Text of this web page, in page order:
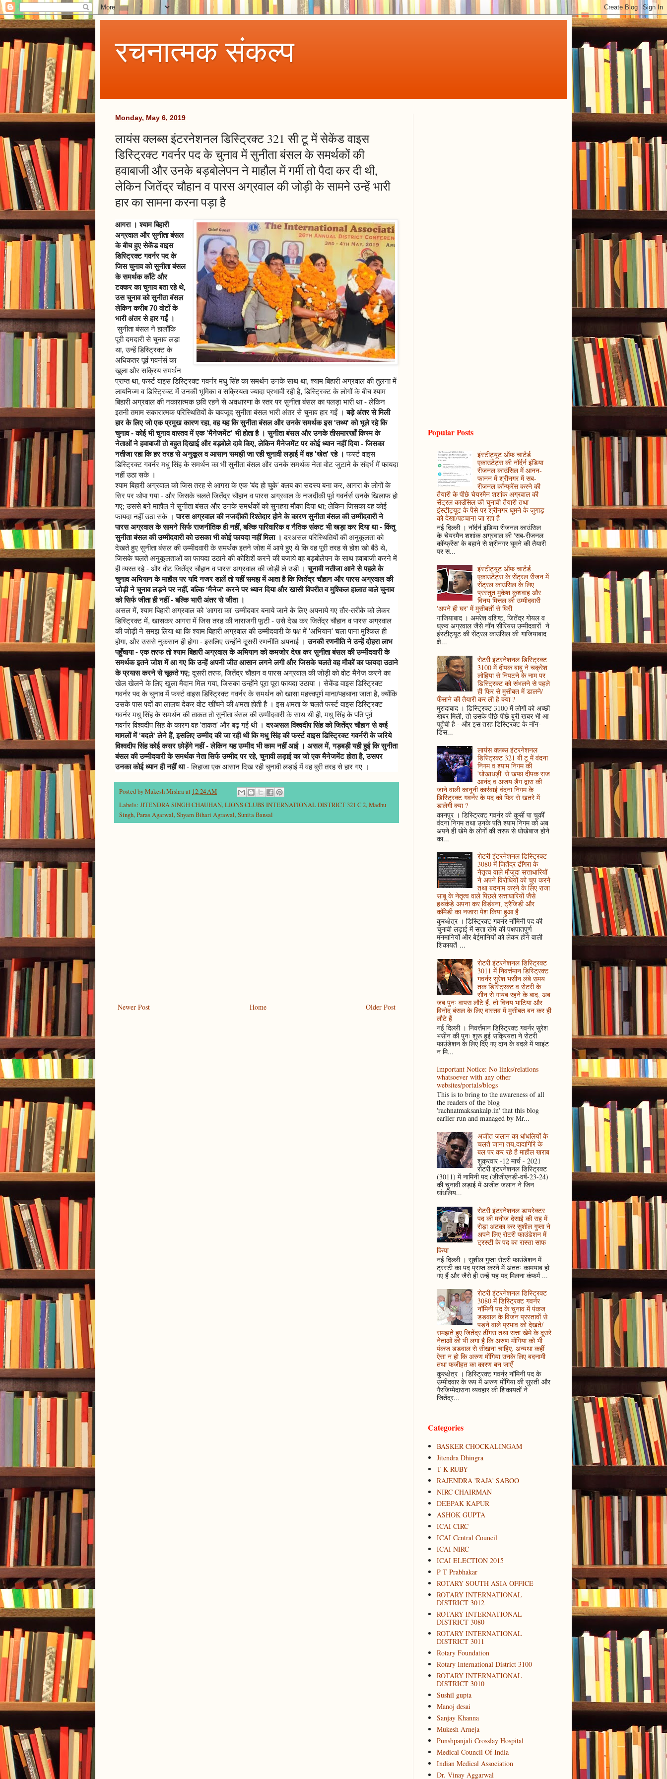
रचनात्मक संकल्प
Monday, May 6, 2019
लायंस क्लब्स इंटरनेशनल डिस्ट्रिक्ट 321 सी टू में सेकेंड वाइस
डिस्ट्रिक्ट गवर्नर पद के चुनाव में सुनीता बंसल के समर्थकों की
हवाबाजी और उनके बड़बोलेपन ने माहौल में गर्मी तो पैदा कर दी थी,
लेकिन जितेंद्र चौहान व पारस अग्रवाल की जोड़ी के सामने उन्हें भारी
हार का सामना करना पड़ा है
आगरा । श्याम बिहारी
अग्रवाल और सुनीता बंसल
के बीच हुए सेकेंड वाइस
डिस्ट्रिक्ट गवर्नर पद के
जिस चुनाव को सुनीता बंसल
के समर्थक काँटे और
टक्कर का चुनाव बता रहे थे,
उस चुनाव को सुनीता बंसल
लेकिन करीब 70 वोटों के
भारी अंतर से हार गईं ।
सुनीता बंसल ने हालाँकि
पूरी दमदारी से चुनाव लड़ा
था, उन्हें डिस्ट्रिक्ट के
अधिकतर पूर्व गवर्नर्स का
खुला और सक्रिय समर्थन
प्राप्त था, फर्स्ट वाइस डिस्ट्रिक्ट गवर्नर मधु सिंह का समर्थन उनके साथ था, श्याम बिहारी अग्रवाल की तुलना में
लायनिज्म व डिस्ट्रिक्ट में उनकी भूमिका व सक्रियता ज्यादा प्रभावी रही है, डिस्ट्रिक्ट के लोगों के बीच श्याम
बिहारी अग्रवाल की नकारात्मक छवि रहने से अवधारणा के स्तर पर सुनीता बंसल का पलड़ा भारी था - लेकिन
इतनी तमाम सकारात्मक परिस्थितियों के बावजूद सुनीता बंसल भारी अंतर से चुनाव हार गईं ।बड़े अंतर से मिली
हार के लिए जो एक प्रमुख कारण रहा, वह यह कि सुनीता बंसल और उनके समर्थक इस 'तथ्य' को भूले रहे कि
चुनाव - कोई भी चुनाव वास्तव में एक 'मैनेजमेंट' भी होता है । सुनीता बंसल और उनके तीसमारखाँ किस्म के
नेताओं ने हवाबाजी तो बहुत दिखाई और बड़बोले दावे किए, लेकिन मैनेजमेंट पर कोई ध्यान नहीं दिया - जिसका
नतीजा रहा कि हर तरह से अनुकूल व आसान समझी जा रही चुनावी लड़ाई में वह 'खेत' रहे । फर्स्ट वाइस
डिस्ट्रिक्ट गवर्नर मधु सिंह के समर्थन का भी सुनीता बंसल और उनके समर्थक नेता वोट जुटाने के संदर्भ में फायदा
नहीं उठा सके ।
श्याम बिहारी अग्रवाल को जिस तरह से आगरा के एक 'बंद हो चुके' क्लब का सदस्य बना कर, आगरा के लोगों के
सिर पर थोपा गया - और जिसके चलते जितेंद्र चौहान व पारस अग्रवाल के नजदीकी पूर्व गवर्नर्स उनके खिलाफ हो
गए; उससे बने माहौल ने सुनीता बंसल और उनके समर्थकों को सुनहरा मौका दिया था; लेकिन जिसका वह कोई
फायदा नहीं उठा सके ।पारस अग्रवाल की नजदीकी रिश्तेदार होने के कारण सुनीता बंसल की उम्मीदवारी ने
पारस अग्रवाल के सामने सिर्फ राजनीतिक ही नहीं, बल्कि पारिवारिक व नैतिक संकट भी खड़ा कर दिया था - किंतु
सुनीता बंसल की उम्मीदवारी को उसका भी कोई फायदा नहीं मिला । दरअसल परिस्थितियों की अनुकूलता को
देखते हुए सुनीता बंसल की उम्मीदवारी के समर्थक इतने जोश में आये हुए थे कि वह पूरी तरह से होश खो बैठे थे,
जिसके चलते अनुकूलताओं का फायदा उठाने की कोशिशें करने की बजाये वह बड़बोलेपन के साथ हवाबाजी करने में
ही व्यस्त रहे - और वोट जितेंद्र चौहान व पारस अग्रवाल की जोड़ी ले उड़ी ।चुनावी नतीजा आने से पहले के
चुनाव अभियान के माहौल पर यदि नजर डालें तो यहीं समझ में आता है कि जितेंद्र चौहान और पारस अग्रवाल की
जोड़ी ने चुनाव लड़ने पर नहीं, बल्कि 'मैनेज' करने पर ध्यान दिया और खासी विपरीत व मुश्किल हालात वाले चुनाव
को सिर्फ जीता ही नहीं - बल्कि भारी अंतर से जीता ।
असल में, श्याम बिहारी अग्रवाल को 'आगरा का' उम्मीदवार बनाये जाने के लिए अपनाये गए तौर-तरीके को लेकर
डिस्ट्रिक्ट में, खासकर आगरा में जिस तरह की नाराजगी फूटी - उसे देख कर जितेंद्र चौहान व पारस अग्रवाल
की जोड़ी ने समझ लिया था कि श्याम बिहारी अग्रवाल की उम्मीदवारी के पक्ष में 'अभियान' चला पाना मुश्किल ही
होगा, और उससे नुकसान ही होगा - इसलिए उन्होंने दूसरी रणनीति अपनाई ।उनकी रणनीति ने उन्हें दोहरा लाभ
पहुँचाया - एक तरफ तो श्याम बिहारी अग्रवाल के अभियान को कमजोर देख कर सुनीता बंसल की उम्मीदवारी के
समर्थक इतने जोश में आ गए कि उन्हें अपनी जीत आसान लगने लगी और जिसके चलते वह मौकों का फायदा उठाने
के प्रयास करने से चूकते गए; दूसरी तरफ, जितेंद्र चौहान व पारस अग्रवाल की जोड़ी को वोट मैनेज करने का
खेल खेलने के लिए खुला मैदान मिल गया, जिसका उन्होंने पूरा पूरा फायदा उठाया । सेकेंड वाइस डिस्ट्रिक्ट
गवर्नर पद के चुनाव में फर्स्ट वाइस डिस्ट्रिक्ट गवर्नर के समर्थन को खासा महत्त्वपूर्ण माना/पहचाना जाता है, क्योंकि
उसके पास पदों का लालच देकर वोट खींचने की क्षमता होती है । इस क्षमता के चलते फर्स्ट वाइस डिस्ट्रिक्ट
गवर्नर मधु सिंह के समर्थन की ताकत तो सुनीता बंसल की उम्मीदवारी के साथ थी ही, मधु सिंह के पति पूर्व
गवर्नर विश्वदीप सिंह के कारण वह 'ताकत' और बढ़ गई थी ।दरअसल विश्वदीप सिंह को जितेंद्र चौहान से कई
मामलों में 'बदले' लेने हैं, इसलिए उम्मीद की जा रही थी कि मधु सिंह की फर्स्ट वाइस डिस्ट्रिक्ट गवर्नरी के जरिये
विश्वदीप सिंह कोई कसर छोड़ेंगे नहीं - लेकिन यह उम्मीद भी काम नहीं आई । असल में, गड़बड़ी यही हुई कि सुनीता
बंसल की उम्मीदवारी के समर्थक नेता सिर्फ उम्मीद पर रहे, चुनावी लड़ाई का जो एक मैनेजमेंट होता है, उसपर
उनका कोई ध्यान ही नहीं था- लिहाजा एक आसान दिख रही चुनावी लड़ाई में वह बुरी तरह से हार गए ।
Posted byMukesh Mishraat 12:24 AM
Labels: JITENDRA SINGH CHAUHAN,LIONS CLUBS INTERNATIONAL DISTRICT 321 C 2,Madhu
Singh,Paras Agarwal,Shyam Bihari Agrawal,Sunita Bansal
Newer Post Older Post
Home
Popular Posts
इंस्टीट्यूट ऑफ चार्टर्ड
एकाउंटेंट्स की नॉर्दर्न इंडिया
रीजनल काउंसिल में आनन-
फानन में श्रीनगर में सब-
रीजनल कॉन्फ्रेंस करने की
तैयारी के पीछे चेयरमैन शशांक अग्रवाल की
सेंट्रल काउंसिल की चुनावी तैयारी तथा
इंस्टीट्यूट के पैसे पर श्रीनगर घूमने के जुगाड़
को देखा/पहचाना जा रहा है
नई दिल्ली । नॉर्दर्न इंडिया रीजनल काउंसिल
के चेयरमैन शशांक अग्रवाल की 'सब-रीजनल
कॉन्फ्रेंस' के बहाने से श्रीनगर घूमने की तैयारी
पर स...
इंस्टीट्यूट ऑफ चार्टर्ड
एकाउंटेंट्स के सेंट्रल रीजन में
सेंट्रल काउंसिल के लिए
प्रस्तुत मुकेश कुशवाह और
विनय मित्तल की उम्मीदवारी
'अपने ही घर' में मुसीबतों से घिरी
गाजियाबाद । अमरेश वशिष्ट, जितेंद्र गोयल व
ध्रुव अग्रवाल जैसे नॉन सीरियस उम्मीदवारों ने
इंस्टीट्यूट की सेंट्रल काउंसिल की गाजियाबाद
क्षे...
रोटरी इंटरनेशनल डिस्ट्रिक्ट
3100 में दीपक बाबु ने चक्रेश
लोहिया से निपटने के नाम पर
डिस्ट्रिक्ट को संभलने से पहले
ही फिर से मुसीबत में डालने/
फँसाने की तैयारी कर ली है क्या ?
मुरादाबाद । डिस्ट्रिक्ट 3100 में लोगों को अच्छी
खबर मिली, तो उसके पीछे पीछे बुरी खबर भी आ
पहुँची है - और इस तरह डिस्ट्रिक्ट के नॉन-
डिस...
लायंस क्लब्स इंटरनेशनल
डिस्ट्रिक्ट 321 बी टू में वंदना
निगम व श्याम निगम की
'धोखाधड़ी' से खफा दीपक राज
आनंद व अजय डैंग द्वारा की
जाने वाली कानूनी कार्रवाई वंदना निगम के
डिस्ट्रिक्ट गवर्नर के पद को फिर से खतरे में
डालेगी क्या ?
कानपुर । डिस्ट्रिक्ट गवर्नर की कुर्सी पा चुकीं
वंदना निगम तथा उनके पति श्याम निगम को अब
अपने ही खेमे के लोगों की तरफ से धोखेबाज होने
का...
रोटरी इंटरनेशनल डिस्ट्रिक्ट
3080 में जितेंद्र ढींगरा के
नेतृत्व वाले मौजूदा सत्ताधारियों
ने अपने विरोधियों को चुप करने
तथा बदनाम करने के लिए राजा
साबू के नेतृत्व वाले पिछले सत्ताधारियों जैसे
हथकंडे अपना कर विडंबना, ट्रैजिडी और
कॉमेडी का नजारा पेश किया हुआ है
कुरुक्षेत्र । डिस्ट्रिक्ट गवर्नर नॉमिनी पद की
चुनावी लड़ाई में सत्ता खेमे की पक्षपातपूर्ण
मनमानियों और बेईमानियों को लेकर होने वाली
शिकायतें ...
रोटरी इंटरनेशनल डिस्ट्रिक्ट
3011 में निवर्त्तमान डिस्ट्रिक्ट
गवर्नर सुरेश भसीन लंबे समय
तक डिस्ट्रिक्ट व रोटरी के
सीन से गायब रहने के बाद, अब
जब पुनः वापस लौटे हैं, तो विनय भाटिया और
विनोद बंसल के लिए वास्तव में मुसीबत बन कर ही
लौटे हैं
नई दिल्ली । निवर्त्तमान डिस्ट्रिक्ट गवर्नर सुरेश
भसीन की पुनः शुरू हुई सक्रियता ने रोटरी
फाउंडेशन के लिए दिए गए दान के बदले में प्वाइंट
न मि...
Important Notice: No links/relations
whatsoever with any other
websites/portals/blogs
This is to bring to the awareness of all
the readers of the blog
'rachnatmaksankalp.in' that this blog
earlier run and managed by Mr...
अजीत जलान का धांधलियों के
चलते जाना तय,दादागिरि के
बल पर कर रहे है माहौल खराब
शुक्रवार -12 मार्च - 2021
रोटरी इंटरनेशनल डिस्ट्रिक्ट
(3011) में नामिनी पद (डीजीएनडी-वर्ष-23-24)
की चुनावी लड़ाई में अजीत जलान ने जिन
धांधलिय...
रोटरी इंटरनेशनल डायरेक्टर
पद की मनोज देसाई की राह में
रोड़ा अटका कर सुशील गुप्ता ने
अपने लिए रोटरी फाउंडेशन में
ट्रस्टी के पद का रास्ता साफ
किया
नई दिल्ली । सुशील गुप्ता रोटरी फाउंडेशन में
ट्रस्टी का पद प्राप्त करने में अंततः कामयाब हो
गए हैं और जैसे ही उन्हें यह पद मिलना कंफर्म ...
रोटरी इंटरनेशनल डिस्ट्रिक्ट
3080 में डिस्ट्रिक्ट गवर्नर
नॉमिनी पद के चुनाव में पंकज
डडवाल के विजन प्रस्तावों से
पड़ने वाले प्रभाव को देखते/
समझते हुए जितेंद्र ढींगरा तथा सत्ता खेमे के दूसरे
नेताओं को भी लगा है कि अरुण मोंगिया को भी
पंकज डडवाल से सीखना चाहिए, अन्यथा कहीं
ऐसा न हो कि अरुण मोंगिया उनके लिए बदनामी
तथा फजीहत का कारण बन जाएँ
कुरुक्षेत्र । डिस्ट्रिक्ट गवर्नर नॉमिनी पद के
उम्मीदवार के रूप में अरुण मोंगिया की सुस्ती और
गैरजिम्मेदाराना व्यवहार की शिकायतों ने
जितेंद्र...
Categories
BASKER CHOCKALINGAM
Jitendra Dhingra
T K RUBY
RAJENDRA 'RAJA' SABOO
NIRC CHAIRMAN
DEEPAK KAPUR
ASHOK GUPTA
ICAI CIRC
ICAI Central Council
ICAI NIRC
ICAI ELECTION 2015
P T Prabhakar
ROTARY SOUTH ASIA OFFICE
ROTARY INTERNATIONAL
DISTRICT 3012
ROTARY INTERNATIONAL
DISTRICT 3080
ROTARY INTERNATIONAL
DISTRICT 3011
Rotary Foundation
Rotary International District 3100
ROTARY INTERNATIONAL
DISTRICT 3010
Sushil gupta
Manoj desai
Sanjay Khanna
Mukesh Arneja
Punshpanjali Crosslay Hospital
Medical Council Of India
Indian Medical Association
Dr. Vinay Aggarwal